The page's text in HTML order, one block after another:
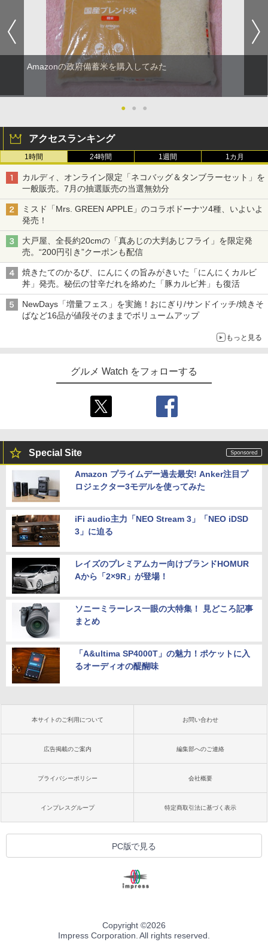
Amazonの政府備蓄米を購入してみた
● ● ●
アクセスランキング
1時間 24時間 1週間 1カ月
カルディ、オンライン限定「ネコバッグ＆タンブラーセット」を
一般販売。7月の抽選販売の当選無効分
ミスド「Mrs. GREEN APPLE」のコラボドーナツ4種、いよいよ
発売！
大戸屋、全長約20cmの「真あじの大判あじフライ」を限定発
売。“200円引き”クーポンも配信
焼きたてのかるび、にんにくの旨みがきいた「にんにくカルビ
丼」発売。秘伝の甘辛だれを絡めた「豚カルビ丼」も復活
NewDays「増量フェス」を実施！おにぎり/サンドイッチ/焼きそ
ばなど16品が値段そのままでボリュームアップ
もっと見る
グルメ Watch をフォローする
Special Site
Amazon プライムデー過去最安! Anker注目プ
ロジェクター3モデルを使ってみた
iFi audio主力「NEO Stream 3」「NEO iDSD
3」に迫る
レイズのプレミアムカー向けブランドHOMUR
Aから「2×9R」が登場！
ソニーミラーレス一眼の大特集！ 見どころ記事
まとめ
「A&ultima SP4000T」の魅力！ポケットに入
るオーディオの醍醐味
本サイトのご利用について お問い合わせ
広告掲載のご案内 編集部へのご連絡
プライバシーポリシー 会社概要
インプレスグループ 特定商取引法に基づく表示
PC版で見る
Copyright ©2026
Impress Corporation. All rights reserved.